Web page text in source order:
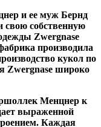
и ее муж Бернд
собственную
Zwergnase
производила
кукол по
Zwergnase широко
Менцнер к
выраженной
Каждая